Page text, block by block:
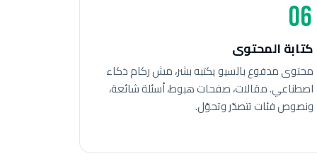
06
كتابة المحتوى
محتوى مدفوع بالسيو يكتبه بشر، مش ركام ذكاء
اصطناعي. مقالات، صفحات هبوط، أسئلة شائعة،
ونصوص فئات تتصدّر وتحوّل.